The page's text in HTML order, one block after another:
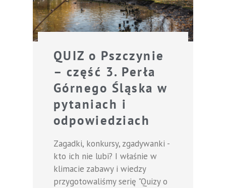
QUIZ o Pszczynie
– część 3. Perła
Górnego Śląska w
pytaniach i
odpowiedziach
Zagadki, konkursy, zgadywanki -
kto ich nie lubi? I właśnie w
klimacie zabawy i wiedzy
przygotowaliśmy serię "Quizy o